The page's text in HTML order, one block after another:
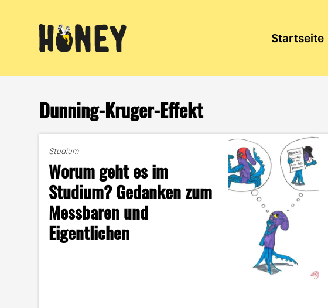
Startseite
Dunning-Kruger-Effekt
Studium
Worum geht es im
Studium? Gedanken zum
Messbaren und
Eigentlichen